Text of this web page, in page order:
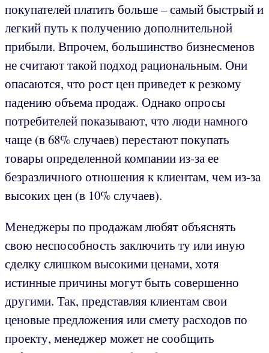
покупателей платить больше – самый быстрый и
легкий путь к получению дополнительной
прибыли. Впрочем, большинство бизнесменов
не считают такой подход рациональным. Они
опасаются, что рост цен приведет к резкому
падению объема продаж. Однако опросы
потребителей показывают, что люди намного
чаще (в 68% случаев) перестают покупать
товары определенной компании из-за ее
безразличного отношения к клиентам, чем из-за
высоких цен (в 10% случаев).
Менеджеры по продажам любят объяснять
свою неспособность заключить ту или иную
сделку слишком высокими ценами, хотя
истинные причины могут быть совершенно
другими. Так, представляя клиентам свои
ценовые предложения или смету расходов по
проекту, менеджер может не сообщить